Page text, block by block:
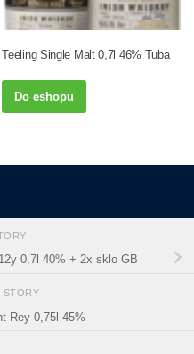
Teeling Single Malt 0,7l 46% Tuba
Do eshopu
0,7l 40% + 2x sklo GB
STORY
Rey 0,75l 45%